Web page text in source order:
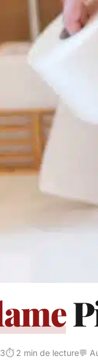
⏱️ 2 min de lecture💬